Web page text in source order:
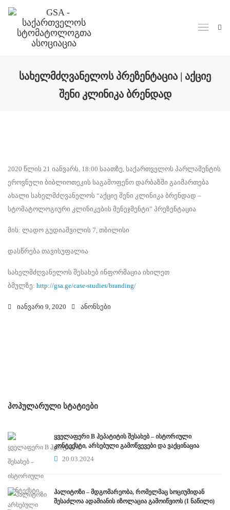
ᲡᲐᲮᲔᲚᲛᲫᲦᲕᲐᲜᲔᲚᲝᲡ ᲞᲠᲔᲖᲔᲜᲢᲐᲪᲘᲐ | ᲐᲥᲪᲘᲔ
ᲨᲔᲜᲘ ᲙᲚᲘᲜᲘᲙᲐ ᲑᲠᲔᲜᲓᲐᲓ
2020 წლის 21 იანვარს, 18:00 საათზე, საქართველოს პარლამენტის
ეროვნული ბიბლიოთეკის საგამოფენო დარბაზში გაიმართება
ახალი სახელმძღვანელოს “აქციე შენი კლინიკა ბრენდად –
სტომატოლოგიური კლინიკების მენეჯმენტი” პრეზენტაცია
მის: ლადო გუდიაშვილის 7, თბილისი
დასწრება თავისუფალია
სახელმძღვანელოს შესახებ ინფორმაცია იხილეთ
ბმულზე: http://gsa.ge/case-studies/branding/
იანვარი 9, 2020 ანონსები
ᲞᲝᲞᲣᲚᲐᲠᲣᲚᲘ ᲡᲢᲐᲢᲘᲔᲑᲘ
ყველაფერი B ჰეპატიტის შესახებ – ისტორიული
კონტექსტი, არსებული გამოწვევები და ვაქცინაცია
20.03.2024
ჰალიტოზი – მდგომარეობა, რომელმაც სოციუმიდან
შესაძლოა ადამიანის იზოლაცია გამოიწვიოს (I ნაწილი)